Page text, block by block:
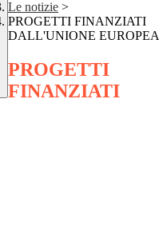
Le notizie >
PROGETTI FINANZIATI
DALL'UNIONE EUROPEA
PROGETTI
FINANZIATI